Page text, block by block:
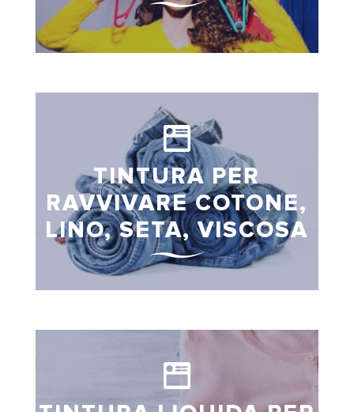
TINTURA PER
RAVVIVARE COTONE,
LINO, SETA, VISCOSA